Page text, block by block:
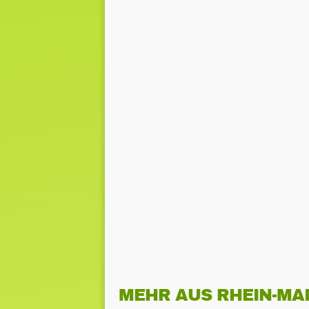
MEHR AUS RHEIN-